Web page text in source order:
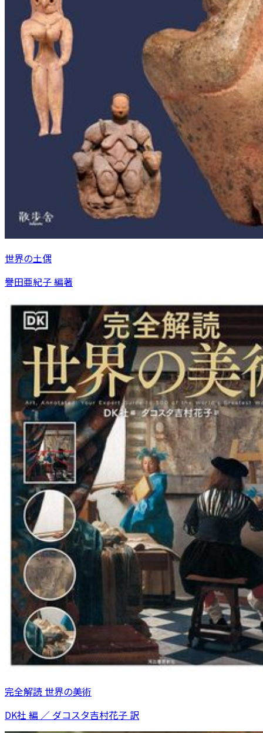
世界の土偶
譽田亜紀子 編著
完全解読 世界の美術
DK社 編 ／ ダコスタ吉村花子 訳